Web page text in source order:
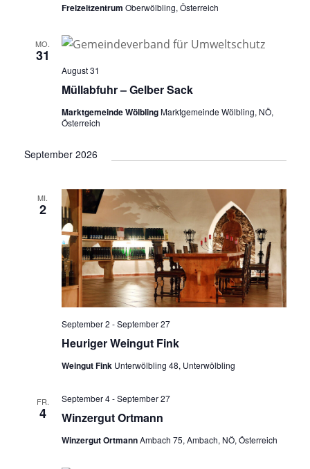
Freizeitzentrum Oberwölbling, Österreich
MO.
31
Müllabfuhr – Gelber Sack
August 31
Marktgemeinde WölblingMarktgemeinde Wölbling, NÖ,
Österreich
September 2026
MI.
2
Heuriger Weingut Fink
September 2 -September 27
Weingut Fink Unterwölbling 48, Unterwölbling
FR.
4 Winzergut Ortmann
September 4-September 27
Winzergut OrtmannAmbach 75, Ambach, NÖ, Österreich